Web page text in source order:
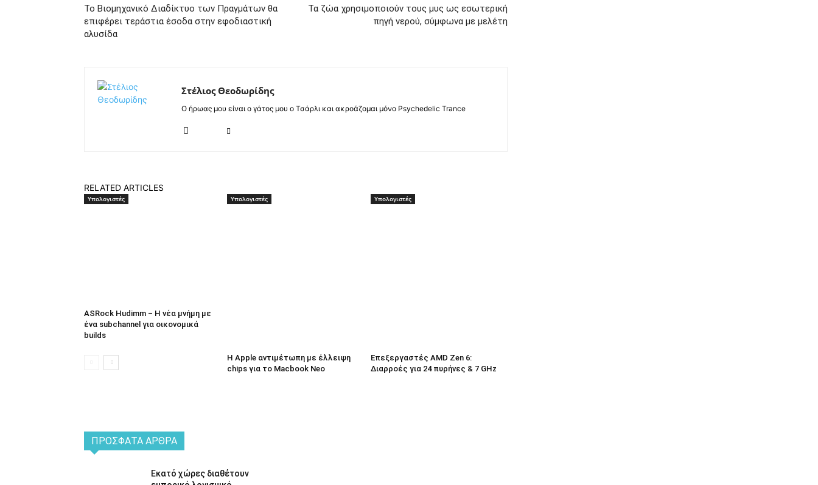
Το Βιομηχανικό Διαδίκτυο των Πραγμάτων θα
επιφέρει τεράστια έσοδα στην εφοδιαστική
αλυσίδα
Τα ζώα χρησιμοποιούν τους μυς ως εσωτερική
πηγή νερού, σύμφωνα με μελέτη
Στέλιος Θεοδωρίδης
Ο ήρωας μου είναι ο γάτος μου ο Τσάρλι και ακροάζομαι μόνο Psychedelic Trance
RELATED ARTICLES
Υπολογιστές
ASRock Hudimm – Η νέα μνήμη με
ένα subchannel για οικονομικά
builds
Υπολογιστές
Η Apple αντιμέτωπη με έλλειψη
chips για το Macbook Neo
Υπολογιστές
Επεξεργαστές AMD Zen 6:
Διαρροές για 24 πυρήνες & 7 GHz
ΠΡΌΣΦΑΤΑ ΆΡΘΡΑ
Εκατό χώρες διαθέτουν